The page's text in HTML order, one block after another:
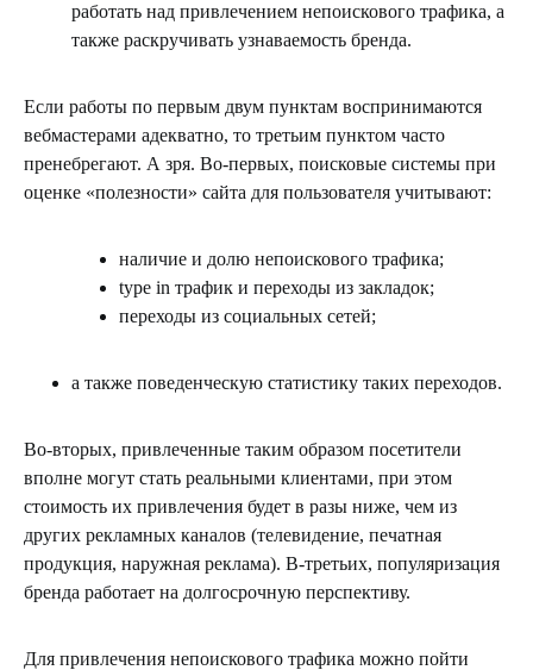
работать над привлечением непоискового трафика, а
также раскручивать узнаваемость бренда.
Если работы по первым двум пунктам воспринимаются
вебмастерами адекватно, то третьим пунктом часто
пренебрегают. А зря. Во-первых, поисковые системы при
оценке «полезности» сайта для пользователя учитывают:
наличие и долю непоискового трафика;
type in трафик и переходы из закладок;
переходы из социальных сетей;
а также поведенческую статистику таких переходов.
Во-вторых, привлеченные таким образом посетители
вполне могут стать реальными клиентами, при этом
стоимость их привлечения будет в разы ниже, чем из
других рекламных каналов (телевидение, печатная
продукция, наружная реклама). В-третьих, популяризация
бренда работает на долгосрочную перспективу.
Для привлечения непоискового трафика можно пойти